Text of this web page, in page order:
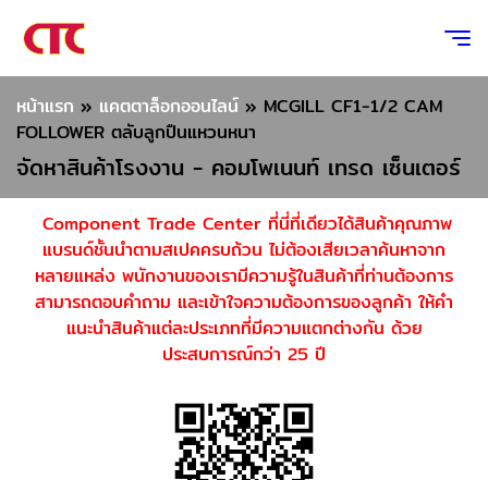
หน้าแรก » แคตตาล็อกออนไลน์ » MCGILL CF1-1/2 CAM
FOLLOWER ตลับลูกปืนแหวนหนา
จัดหาสินค้าโรงงาน - คอมโพเนนท์ เทรด เซ็นเตอร์
Component Trade Center ที่นี่ที่เดียวได้สินค้าคุณภาพ
แบรนด์ชั้นนำตามสเปคครบถ้วน ไม่ต้องเสียเวลาค้นหาจาก
หลายแหล่ง พนักงานของเรามีความรู้ในสินค้าที่ท่านต้องการ
สามารถตอบคำถาม และเข้าใจความต้องการของลูกค้า ให้คำ
แนะนำสินค้าแต่ละประเภทที่มีความแตกต่างกัน ด้วย
ประสบการณ์กว่า 25 ปี